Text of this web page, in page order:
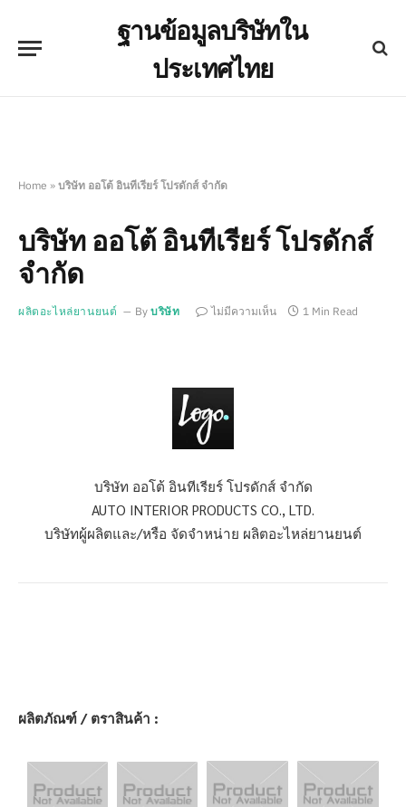
ฐานข้อมูลบริษัทใน
ประเทศไทย
Home » บริษัท ออโต้ อินทีเรียร์ โปรดักส์ จำกัด
บริษัท ออโต้ อินทีเรียร์ โปรดักส์
จำกัด
ผลิตอะไหล่ยานยนต์ By บริษัท ไม่มีความเห็น 1 Min Read
บริษัท ออโต้ อินทีเรียร์ โปรดักส์ จำกัด
AUTO INTERIOR PRODUCTS CO., LTD.
บริษัทผู้ผลิตและ/หรือ จัดจำหน่าย ผลิตอะไหล่ยานยนต์
ผลิตภัณฑ์ / ตราสินค้า :